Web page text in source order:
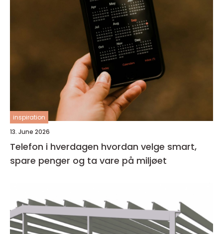
inspiration
13. June 2026
Telefon i hverdagen hvordan velge smart,
spare penger og ta vare på miljøet